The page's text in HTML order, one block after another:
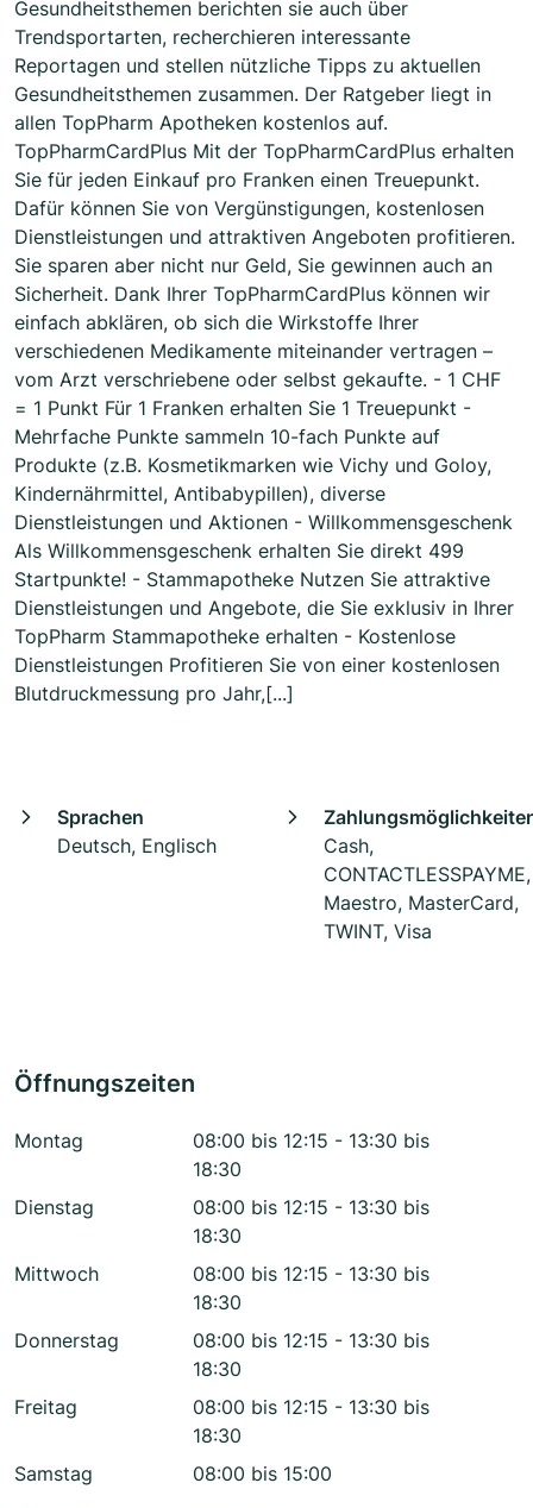
Gesundheitsthemen berichten sie auch über
Trendsportarten, recherchieren interessante
Reportagen und stellen nützliche Tipps zu aktuellen
Gesundheitsthemen zusammen. Der Ratgeber liegt in
allen TopPharm Apotheken kostenlos auf.
TopPharmCardPlus Mit der TopPharmCardPlus erhalten
Sie für jeden Einkauf pro Franken einen Treuepunkt.
Dafür können Sie von Vergünstigungen, kostenlosen
Dienstleistungen und attraktiven Angeboten profitieren.
Sie sparen aber nicht nur Geld, Sie gewinnen auch an
Sicherheit. Dank Ihrer TopPharmCardPlus können wir
einfach abklären, ob sich die Wirkstoffe Ihrer
verschiedenen Medikamente miteinander vertragen –
vom Arzt verschriebene oder selbst gekaufte. - 1 CHF
= 1 Punkt Für 1 Franken erhalten Sie 1 Treuepunkt -
Mehrfache Punkte sammeln 10-fach Punkte auf
Produkte (z.B. Kosmetikmarken wie Vichy und Goloy,
Kindernährmittel, Antibabypillen), diverse
Dienstleistungen und Aktionen - Willkommensgeschenk
Als Willkommensgeschenk erhalten Sie direkt 499
Startpunkte! - Stammapotheke Nutzen Sie attraktive
Dienstleistungen und Angebote, die Sie exklusiv in Ihrer
TopPharm Stammapotheke erhalten - Kostenlose
Dienstleistungen Profitieren Sie von einer kostenlosen
Blutdruckmessung pro Jahr,[...]
Sprachen
Deutsch, Englisch
Cash,
CONTACTLESSPAYME,
Maestro, MasterCard,
TWINT, Visa
Öffnungszeiten
Montag
08:00 bis 12:15 - 13:30 bis
18:30
Dienstag
08:00 bis 12:15 - 13:30 bis
18:30
Mittwoch
08:00 bis 12:15 - 13:30 bis
18:30
Donnerstag
08:00 bis 12:15 - 13:30 bis
18:30
Freitag
08:00 bis 12:15 - 13:30 bis
18:30
Samstag
08:00 bis 15:00